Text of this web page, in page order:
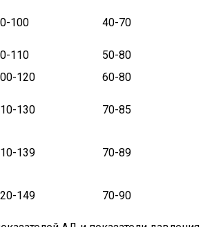
100 40-70
110
50-80
120
60-80
130 70-85
139 70-89
149 70-90